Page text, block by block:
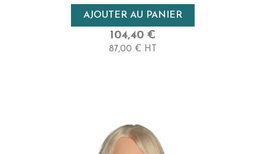
AJOUTER AU PANIER
104,40 €
87,00 € HT